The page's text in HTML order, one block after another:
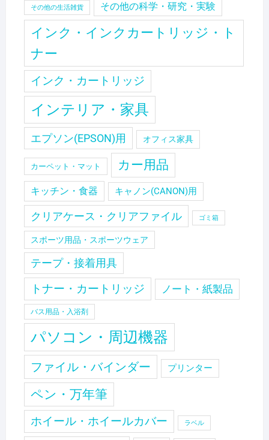
その他の生活雑貨 その他の科学・研究・実験
インク・インクカートリッジ・ト
ナー
インク・カートリッジ
インテリア・家具
エプソン(EPSON)用 オフィス家具
カーペット・マット カー用品
キッチン・食器 キャノン(CANON)用
クリアケース・クリアファイル ゴミ箱
スポーツ用品・スポーツウェア
テープ・接着用具
トナー・カートリッジ ノート・紙製品
バス用品・入浴剤
パソコン・周辺機器
ファイル・バインダー プリンター
ペン・万年筆
ホイール・ホイールカバー ラベル